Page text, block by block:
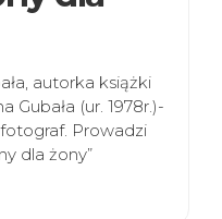
autorka książki
Gubała (ur. 1978r.)-
Prowadzi
dla żony”